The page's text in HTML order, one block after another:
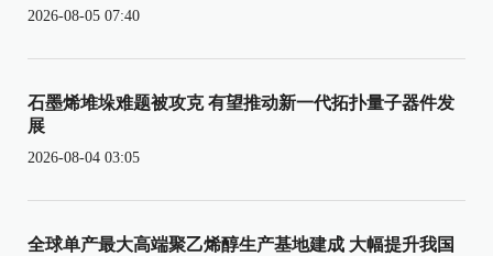
2026-08-05 07:40
石墨烯堆垛难题被攻克 有望推动新一代拓扑量子器件发
展
2026-08-04 03:05
全球单产最大高端聚乙烯醇生产基地建成 大幅提升我国